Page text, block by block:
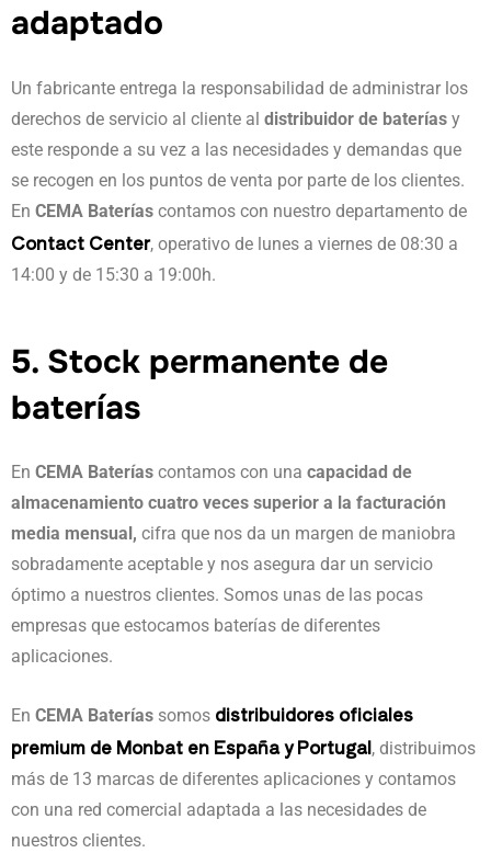
adaptado
Un fabricante entrega la responsabilidad de administrar los
derechos de servicio al cliente al distribuidor de baterías y
este responde a su vez a las necesidades y demandas que
se recogen en los puntos de venta por parte de los clientes.
En CEMA Baterías contamos con nuestro departamento de
Contact Center, operativo de lunes a viernes de 08:30 a
14:00 y de 15:30 a 19:00h.
5. Stock permanente de
baterías
En CEMA Baterías contamos con una capacidad de
almacenamiento cuatro veces superior a la facturación
media mensual, cifra que nos da un margen de maniobra
sobradamente aceptable y nos asegura dar un servicio
óptimo a nuestros clientes. Somos unas de las pocas
empresas que estocamos baterías de diferentes
aplicaciones.
En CEMA Baterías somos distribuidores oficiales
premium de Monbat en España y Portugal, distribuimos
más de 13 marcas de diferentes aplicaciones y contamos
con una red comercial adaptada a las necesidades de
nuestros clientes.